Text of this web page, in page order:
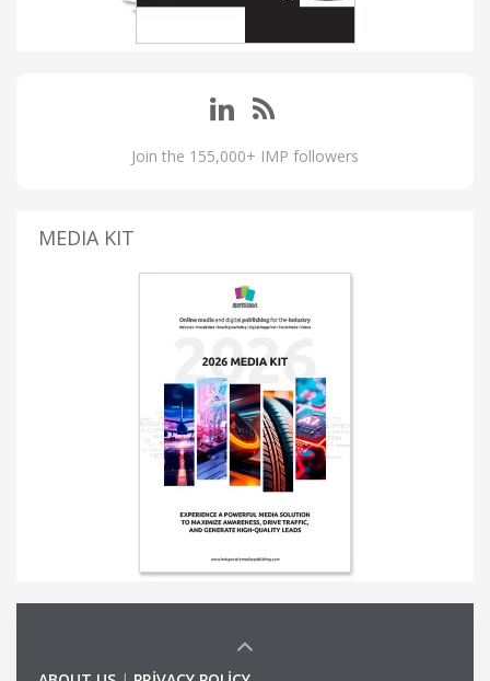
Join the 155,000+ IMP followers
MEDIA KIT